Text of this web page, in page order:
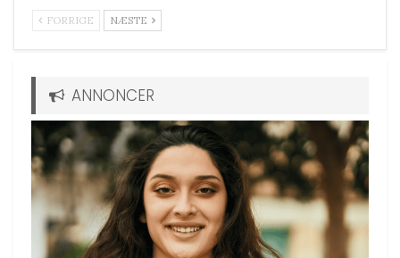
FORRIGE NÆSTE
ANNONCER